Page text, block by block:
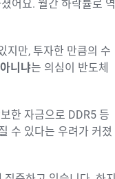
어요. 월간 하락률로 역
지만, 투자한 만큼의 수
니냐는 의심이 반도체
한 자금으로 DDR5 등
수 있다는 우려가 커졌